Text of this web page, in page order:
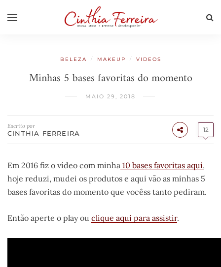
BELEZA / MAKEUP / VIDEOS
Minhas 5 bases favoritas do momento
MAIO 29, 2018
Escrito por
CINTHIA FERREIRA 12
Em 2016 fiz o vídeo com minha 10 bases favoritas aqui,
hoje reduzi, mudei os produtos e aqui vão as minhas 5
bases favoritas do momento que vocêss tanto pediram.
Então aperte o play ou clique aqui para assistir.